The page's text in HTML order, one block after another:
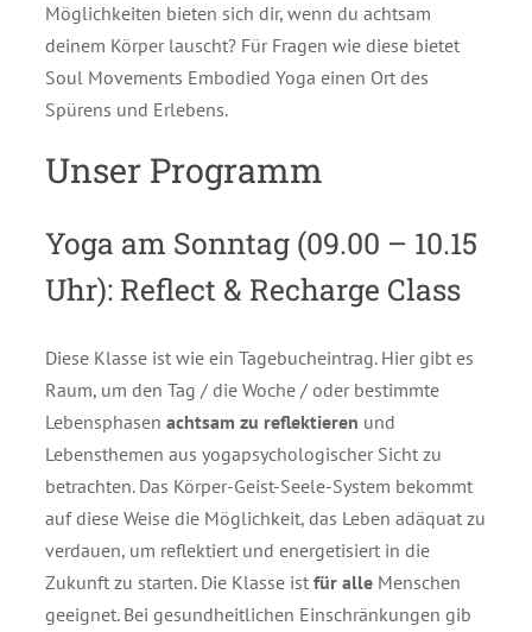
Möglichkeiten bieten sich dir, wenn du achtsam
deinem Körper lauscht? Für Fragen wie diese bietet
Soul Movements Embodied Yoga einen Ort des
Spürens und Erlebens.
Unser Programm
Yoga am Sonntag (09.00 – 10.15
Uhr): Reflect & Recharge Class
Diese Klasse ist wie ein Tagebucheintrag. Hier gibt es
Raum, um den Tag / die Woche / oder bestimmte
Lebensphasen achtsam zu reflektieren und
Lebensthemen aus yogapsychologischer Sicht zu
betrachten. Das Körper-Geist-Seele-System bekommt
auf diese Weise die Möglichkeit, das Leben adäquat zu
verdauen, um reflektiert und energetisiert in die
Zukunft zu starten. Die Klasse ist für alleMenschen
geeignet. Bei gesundheitlichen Einschränkungen gib